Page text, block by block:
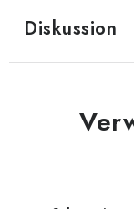
Diskussion